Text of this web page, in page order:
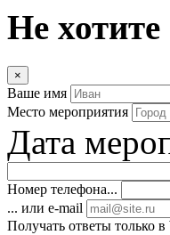
Не хотите
×
Ваше имя
Место мероприятия
Дата
Номер телефона...
... или e-mail
Получать ответы только